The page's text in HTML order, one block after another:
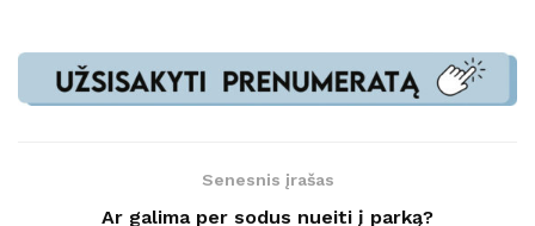
Senesnis įrašas
Ar galima per sodus nueiti į parką?